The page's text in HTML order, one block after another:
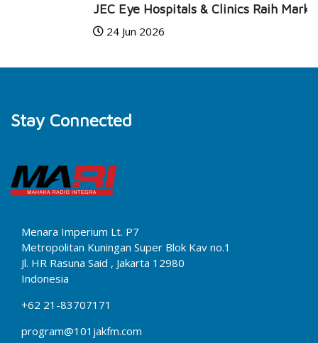
JEC Eye Hospitals & Clinics Raih Marketeers...
Stay Connected
Menara Imperium Lt. P7
Metropolitan Kuningan Super Blok Kav no.1
Jl. HR Rasuna Said , Jakarta 12980
Indonesia
+62 21-83707171
program@101jakfm.com